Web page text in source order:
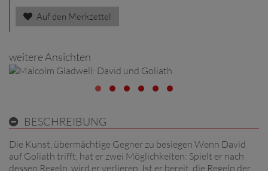
Auf den Merkzettel
weitere Ansichten
BESCHREIBUNG
Die Kunst, übermächtige Gegner zu besiegen Wenn David
auf Goliath trifft, hat er zwei Möglichkeiten: Spielt er nach
dessen Regeln, wird er verlieren. Ist er bereit, die Regeln der